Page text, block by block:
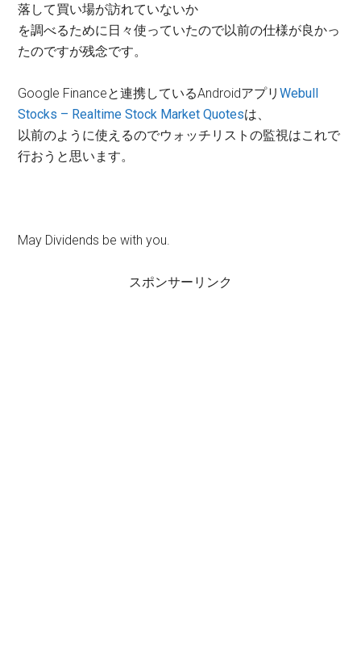
落して買い場が訪れていないか
を調べるために日々使っていたので以前の仕様が良かっ
たのですが残念です。
Google Financeと連携しているAndroidアプリWebull
Stocks – Realtime Stock Market Quotesは、
以前のように使えるのでウォッチリストの監視はこれで
行おうと思います。
May Dividends be with you.
スポンサーリンク